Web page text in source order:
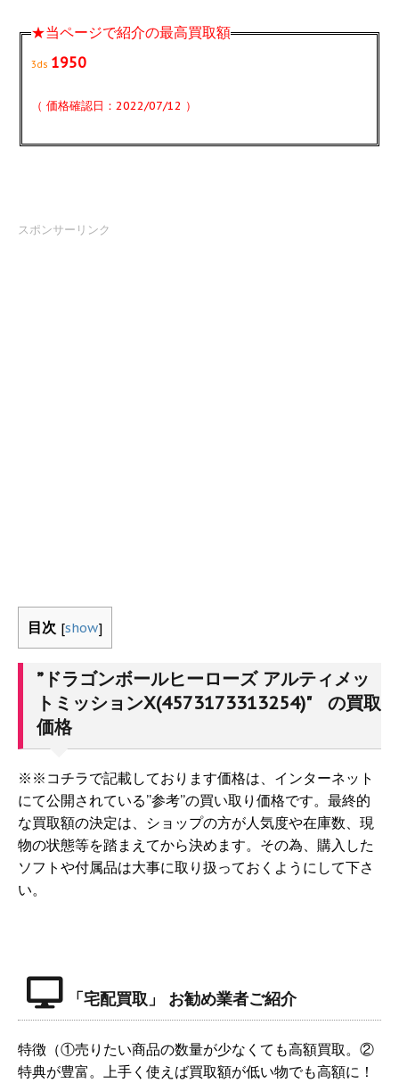
★当ページで紹介の最高買取額
3ds 1950
（ 価格確認日：2022/07/12 ）
スポンサーリンク
目次 [show]
”ドラゴンボールヒーローズ アルティメッ
トミッションX(4573173313254)" の買取
価格
※※コチラで記載しております価格は、インターネット
にて公開されている”参考”の買い取り価格です。最終的
な買取額の決定は、ショップの方が人気度や在庫数、現
物の状態等を踏まえてから決めます。その為、購入した
ソフトや付属品は大事に取り扱っておくようにして下さ
い。
「宅配買取」 お勧め業者ご紹介
特徴（①売りたい商品の数量が少なくても高額買取。②
特典が豊富。上手く使えば買取額が低い物でも高額に！